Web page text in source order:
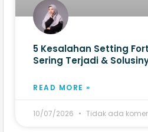
5 Kesalahan Setting
Sering Terjadi &
READ MORE »
10/07/2026 Tidak ada